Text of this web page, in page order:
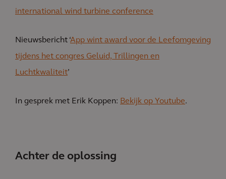
international wind turbine conference
Nieuwsbericht ‘App wint award voor de Leefomgeving
tijdens het congres Geluid, Trillingen en
Luchtkwaliteit’
In gesprek met Erik Koppen: Bekijk op Youtube.
Achter de oplossing